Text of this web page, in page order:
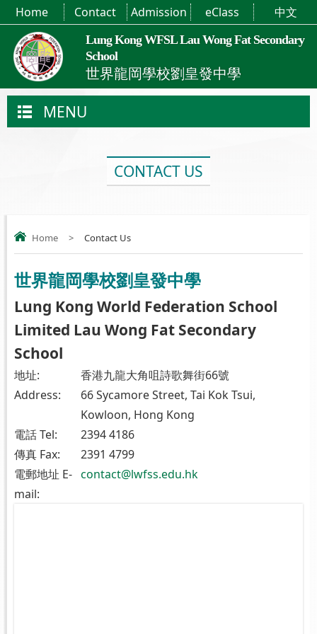
Lung Kong WFSL Lau Wong Fat Secondary
School
世界龍岡學校劉皇發中學
Home Contact Admission eClass 中文
MENU
CONTACT US
Home > Contact Us
世界龍岡學校劉皇發中學
Lung Kong World Federation School
Limited Lau Wong Fat Secondary
School
地址:
香港九龍大角咀詩歌舞街66號
Address:
66 Sycamore Street, Tai Kok Tsui,
Kowloon, Hong Kong
電話 Tel:
2394 4186
傳真 Fax:
2391 4799
電郵地址 E-
mail:
contact@lwfss.edu.hk